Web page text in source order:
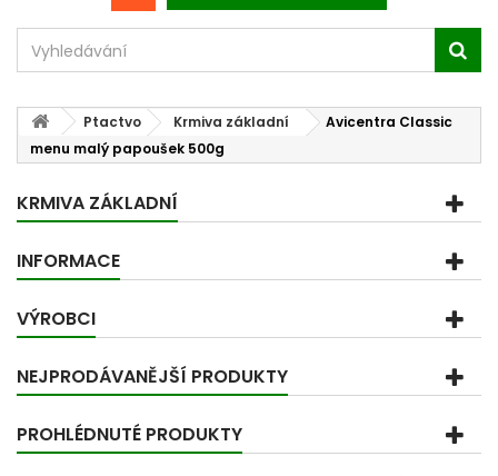
Ptactvo Krmiva základní
Avicentra Classic
menu malý papoušek 500g
KRMIVA ZÁKLADNÍ
INFORMACE
VÝROBCI
NEJPRODÁVANĚJŠÍ PRODUKTY
PROHLÉDNUTÉ PRODUKTY